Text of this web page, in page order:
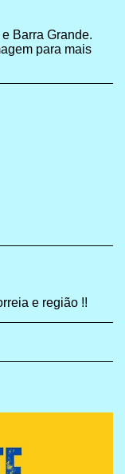
Barra Grande.
para mais
e região !!